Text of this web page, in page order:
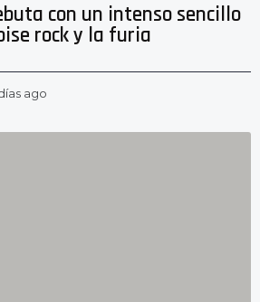
con un intenso sencillo
rock y la furia
ago